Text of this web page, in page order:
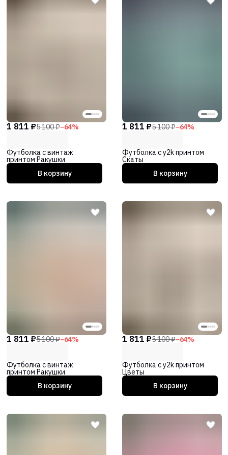
1 811 ₽5 100 ₽−64%
Футболка с винтаж
принтом Ракушки
В корзину
1 811 ₽5 100 ₽−64%
Футболка с y2k принтом
Скаты
В корзину
1 811 ₽5 100 ₽−64%
Футболка с винтаж
принтом Ракушки
В корзину
1 811 ₽5 100 ₽−64%
Футболка с y2k принтом
Цветы
В корзину